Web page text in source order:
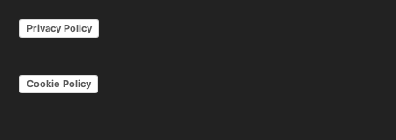
Privacy Policy
Cookie Policy